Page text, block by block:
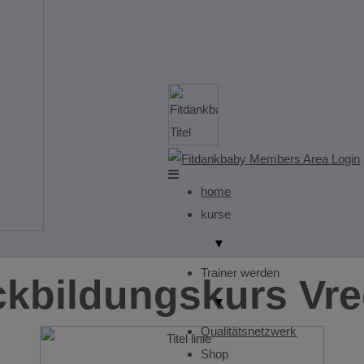
home
kurse
▼
Trainer werden
▼
Qualitätsnetzwerk
Shop